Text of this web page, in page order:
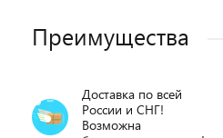
Преимущества
Доставка по всей
России и СНГ!
Возможна